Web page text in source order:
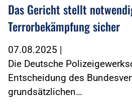
Das Gericht stellt
Terrorbekämpfung sicher
07.08.2025 |
Die Deutsche
Entscheidung des
grundsätzlichen…